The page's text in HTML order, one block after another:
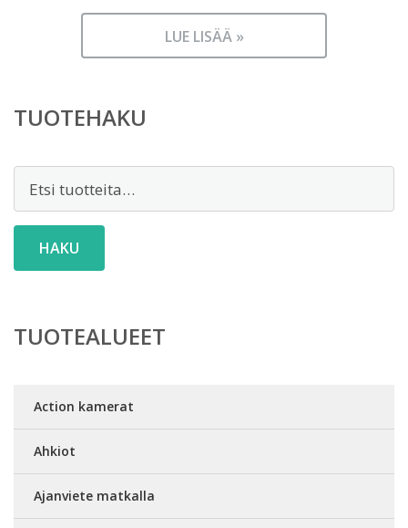
LUE LISÄÄ »
TUOTEHAKU
HAKU
TUOTEALUEET
Action kamerat
Ahkiot
Ajanviete matkalla